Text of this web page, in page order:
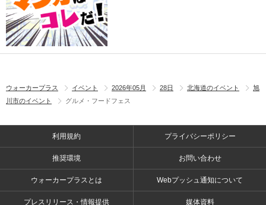
ウォーカープラス イベント 2026年05月 28日 北海道のイベント
旭
川市のイベント
グルメ・フードフェス
利用規約 プライバシーポリシー
推奨環境 お問い合わせ
ウォーカープラスとは Webプッシュ通知について
プレスリリース・情報提供 媒体資料